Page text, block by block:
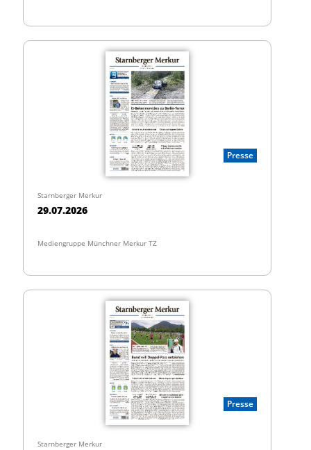
Presse
Starnberger Merkur
29.07.2026
Mediengruppe Münchner Merkur TZ
Presse
Starnberger Merkur